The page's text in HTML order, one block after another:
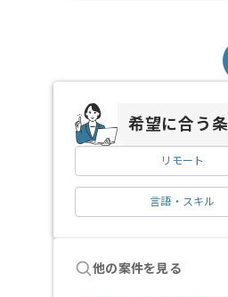
希望に合う
リモート
言語・スキル
他の案件を見る